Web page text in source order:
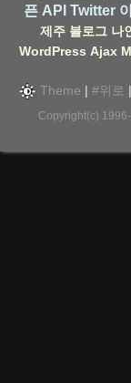
픈 API Twitter
제주 블로그 나
WordPress Ajax
Theme | #위로 |
Copyright(c)